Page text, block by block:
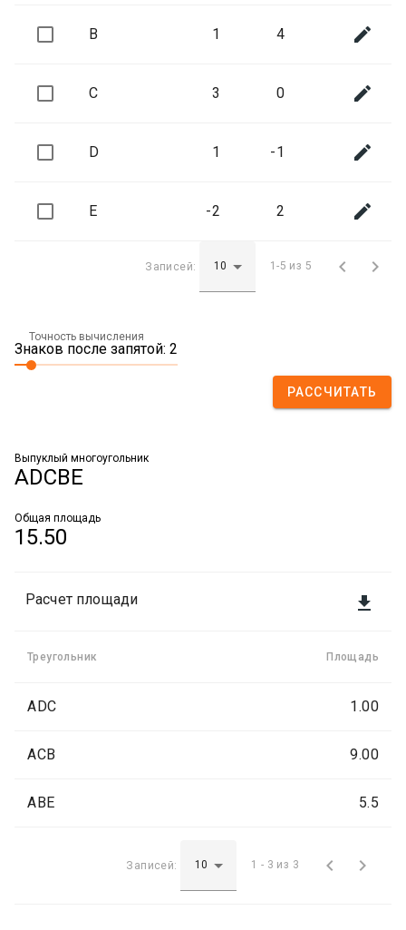
B 1 4 
C 3 0 
D 1 -1 
E -2 2 
Записей: 1-5 из 5  
Точность вычисления
Знаков после запятой: 2
РАССЧИТАТЬ
Выпуклый многоугольник
ADCBE
Общая площадь
15.50

Расчет площади
Треугольник Площадь
ADC 1.00
ACB 9.00
ABE 5.5
Записей: 1 - 3 из 3  